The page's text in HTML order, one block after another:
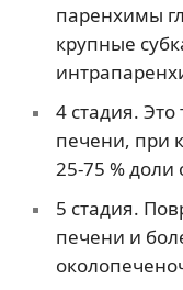
паренхимы
крупные
4 стадия.
печени, при
25-75 % доли
5 стадия.
печени и